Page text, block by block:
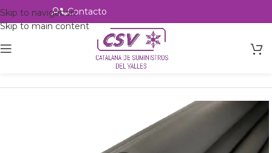
Skip to navigation
Skip to main content
Contacto
Accesorios Aislante